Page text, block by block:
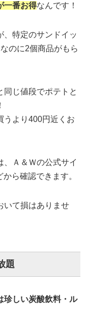
一番お得なんです！
、特定のサンドイッ
のに2個商品がもら
同じ値段でポテトと
うより400円近くお
、Ａ＆Ｗの公式サイ
ら確認できます。
いて損はありませ
題
珍しい炭酸飲料・ル